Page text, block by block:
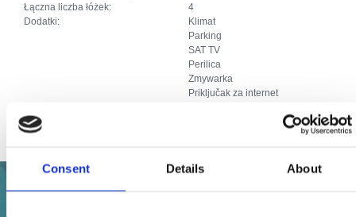
Consent Details About
Łączna liczba łóżek:
4
Dodatki:
Klimat
Parking
SAT TV
Perilica
Zmywarka
Priključak za internet